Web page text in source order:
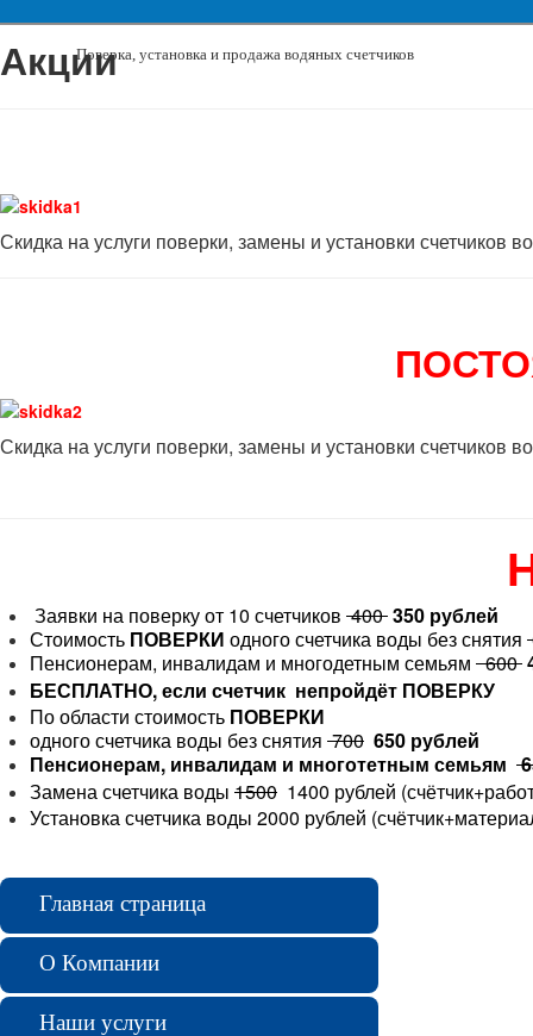
Поверка, установка и продажа водяных счетчиков
Акции
Скидка на услуги поверки, замены и установки счетчиков
Скидка на услуги поверки, замены и установки счетчиков
Заявки на поверку от 10 счетчиков 400350 рублей
Стоимость ПОВЕРКИ одного счетчика воды без снятия
Пенсионерам, инвалидам и многодетным семьям 600
БЕСПЛАТНО, если счетчик непройдёт ПОВЕРКУ
По области стоимость ПОВЕРКИ
одного счетчика воды без снятия 700 650 рублей
Пенсионерам, инвалидам и многотетным семьям
Замена счетчика воды 1500 1400 рублей
Установка счетчика воды 2000 рублей
Главная страница
О Компании
Наши услуги